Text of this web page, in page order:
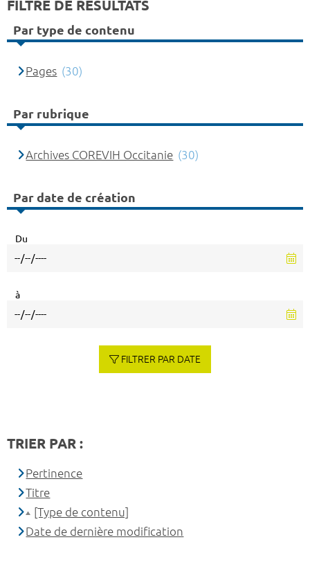
FILTRE DE RÉSULTATS
Par type de contenu
Pages (30)
Par rubrique
Archives COREVIH Occitanie (30)
Par date de création
Du
à
FILTRER PAR DATE
TRIER PAR :
Pertinence
Titre
[Type de contenu]
Date de dernière modification